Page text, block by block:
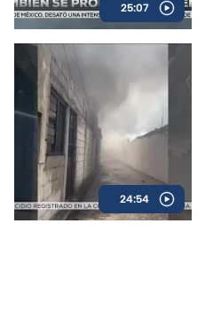
25:07
24:54